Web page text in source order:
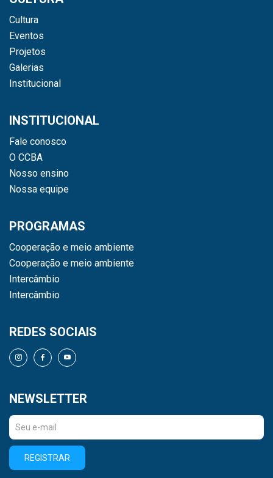
Cultura
Eventos
Projetos
Galerias
Institucional
INSTITUCIONAL
Fale conosco
O CCBA
Nosso ensino
Nossa equipe
PROGRAMAS
Cooperação e meio ambiente
Cooperação e meio ambiente
Intercâmbio
Intercâmbio
REDES SOCIAIS
NEWSLETTER
REGISTRAR